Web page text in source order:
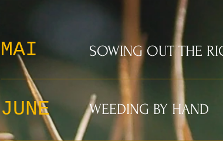
SOWING OUT THE
MAI
JUNE WEEDING BY HAND